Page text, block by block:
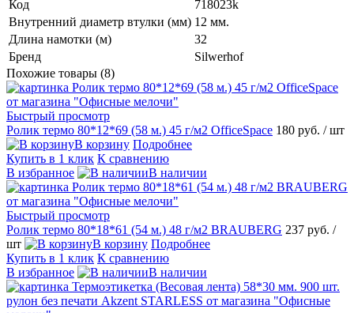
Код
718023k
Внутренний диаметр втулки (мм) 12 мм.
Длина намотки (м)
32
Бренд
Silwerhof
Похожие товары (8)
Быстрый просмотр
Ролик термо 80*12*69 (58 м.) 45 г/м2 OfficeSpace 180 руб. / шт
В корзину Подробнее
Купить в 1 клик К сравнению
В избранное
В наличии
Быстрый просмотр
Ролик термо 80*18*61 (54 м.) 48 г/м2 BRAUBERG 237 руб. /
шт
В корзину Подробнее
Купить в 1 клик К сравнению
В избранное
В наличии